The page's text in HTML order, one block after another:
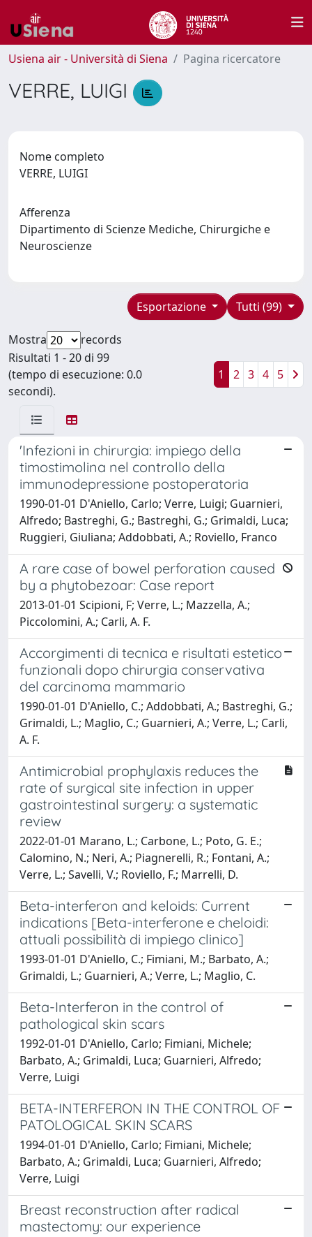
Usiena air - Università di Siena Pagina ricercatore
VERRE, LUIGI
Nome completo
VERRE, LUIGI
Afferenza
Dipartimento di Scienze Mediche, Chirurgiche e
Neuroscienze
Tutti (99)
Esportazione
Mostra
records
Risultati 1 - 20 di 99
(tempo di esecuzione: 0.0
secondi).
1 2 3 4 5
'Infezioni in chirurgia: impiego della
timostimolina nel controllo della
immunodepressione postoperatoria
1990-01-01 D'Aniello, Carlo; Verre, Luigi; Guarnieri,
Alfredo; Bastreghi, G.; Bastreghi, G.; Grimaldi, Luca;
Ruggieri, Giuliana; Addobbati, A.; Roviello, Franco
A rare case of bowel perforation caused
by a phytobezoar: Case report
2013-01-01 Scipioni, F; Verre, L.; Mazzella, A.;
Piccolomini, A.; Carli, A. F.
Accorgimenti di tecnica e risultati estetico
funzionali dopo chirurgia conservativa
del carcinoma mammario
1990-01-01 D'Aniello, C.; Addobbati, A.; Bastreghi, G.;
Grimaldi, L.; Maglio, C.; Guarnieri, A.; Verre, L.; Carli,
A. F.
Antimicrobial prophylaxis reduces the
rate of surgical site infection in upper
gastrointestinal surgery: a systematic
review
2022-01-01 Marano, L.; Carbone, L.; Poto, G. E.;
Calomino, N.; Neri, A.; Piagnerelli, R.; Fontani, A.;
Verre, L.; Savelli, V.; Roviello, F.; Marrelli, D.
Beta-interferon and keloids: Current
indications [Beta-interferone e cheloidi:
attuali possibilità di impiego clinico]
1993-01-01 D'Aniello, C.; Fimiani, M.; Barbato, A.;
Grimaldi, L.; Guarnieri, A.; Verre, L.; Maglio, C.
Beta-Interferon in the control of
pathological skin scars
1992-01-01 D'Aniello, Carlo; Fimiani, Michele;
Barbato, A.; Grimaldi, Luca; Guarnieri, Alfredo;
Verre, Luigi
BETA-INTERFERON IN THE CONTROL OF
PATOLOGICAL SKIN SCARS
1994-01-01 D'Aniello, Carlo; Fimiani, Michele;
Barbato, A.; Grimaldi, Luca; Guarnieri, Alfredo;
Verre, Luigi
Breast reconstruction after radical
mastectomy: our experience